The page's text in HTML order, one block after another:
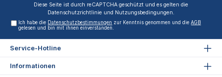
Diese Seite ist durch reCAPTCHA geschützt und es gelten die
Datenschutzrichtlinie und Nutzungsbedingungen.
Ich habe die Datenschutzbestimmungen zur Kenntnis genommen und dieAGB
gelesen und bin mit ihnen einverstanden.
Service-Hotline
Informationen